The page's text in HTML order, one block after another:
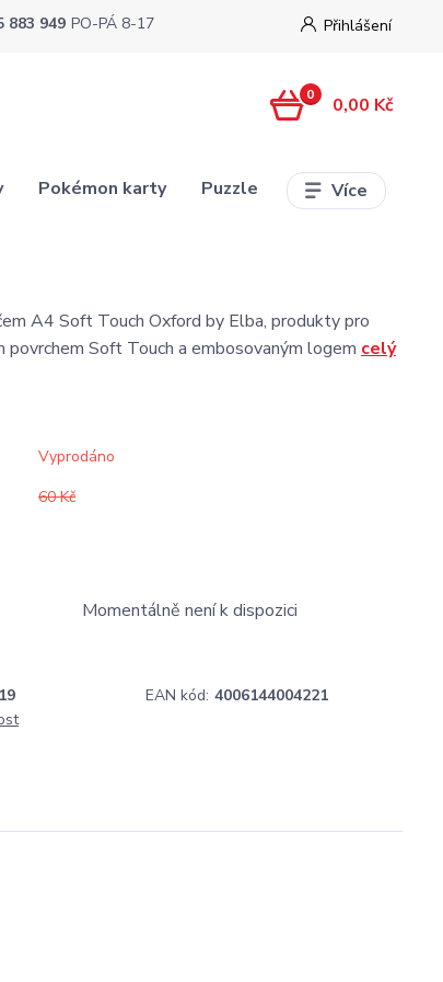
Přihlášení
883 949 PO-PÁ 8-17
0 0,00 Kč
Pokémon karty Puzzle Více
A4 Soft Touch Oxford by Elba, produkty pro
povrchem Soft Touch a embosovaným logem celý
Vyprodáno
60 Kč
Momentálně není k dispozici
EAN kód: 4006144004221